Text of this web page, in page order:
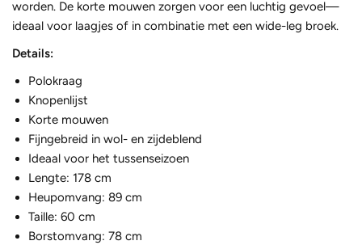
worden. De korte mouwen zorgen voor een luchtig gevoel—
ideaal voor laagjes of in combinatie met een wide-leg broek.
Details:
Polokraag
Knopenlijst
Korte mouwen
Fijngebreid in wol- en zijdeblend
Ideaal voor het tussenseizoen
Lengte: 178 cm
Heupomvang: 89 cm
Taille: 60 cm
Borstomvang: 78 cm